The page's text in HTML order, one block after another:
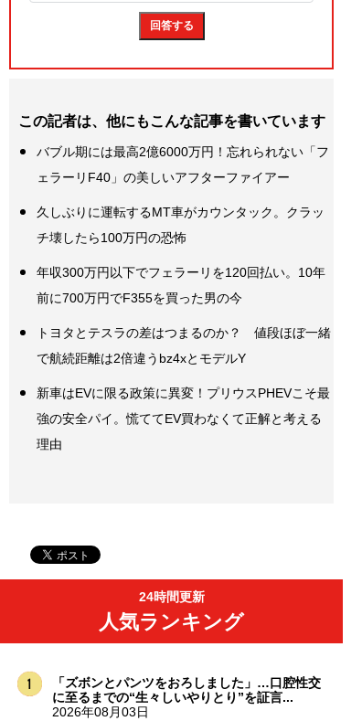
この記者は、他にもこんな記事を書いています
バブル期には最高2億6000万円！忘れられない「フ
ェラーリF40」の美しいアフターファイアー
久しぶりに運転するMT車がカウンタック。クラッ
チ壊したら100万円の恐怖
年収300万円以下でフェラーリを120回払い。10年
前に700万円でF355を買った男の今
トヨタとテスラの差はつまるのか？ 値段ほぼ一緒
で航続距離は2倍違うbz4xとモデルY
新車はEVに限る政策に異変！プリウスPHEVこそ最
強の安全パイ。慌ててEV買わなくて正解と考える
理由
24時間更新
人気ランキング
「ズボンとパンツをおろしました」…口腔性交
に至るまでの“生々しいやりとり”を証言...
2026年08月03日